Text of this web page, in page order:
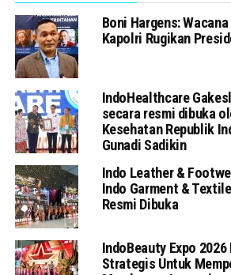
Boni Hargens:
Kapolri Rugikan
IndoHealthcare
secara resmi dibuka
Kesehatan Republik
Gunadi Sadikin
Indo Leather &
Indo Garment &
Resmi Dibuka
IndoBeauty Expo
Strategis Untuk